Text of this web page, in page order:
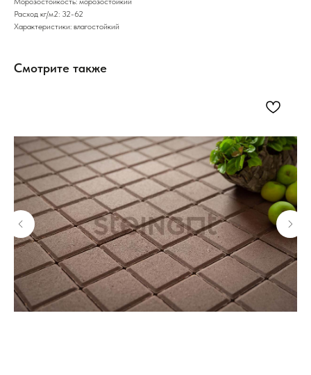
Расход кг/м2: 32-62
Характеристики: влагостойкий
Смотрите также